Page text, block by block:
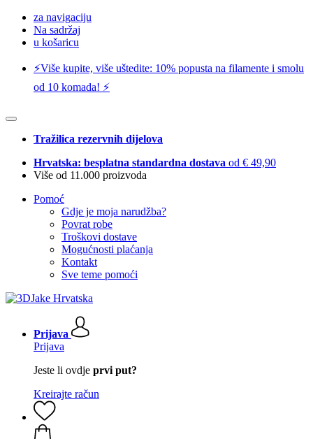
za navigaciju
Na sadržaj
u košaricu
⚡️Više kupite, više uštedite: 10% popusta na filamente i smolu
od 10 komada! ⚡️
Tražilica rezervnih dijelova
Hrvatska: besplatna standardna dostava od € 49,90
Više od 11.000 proizvoda
Pomoć
Gdje je moja narudžba?
Povrat robe
Troškovi dostave
Mogućnosti plaćanja
Kontakt
Sve teme pomoći
Prijava
Prijava
Jeste li ovdje prvi put?
Kreirajte račun